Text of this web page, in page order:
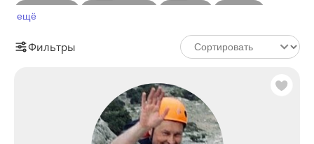
Фотограф
ещё
Фильтры